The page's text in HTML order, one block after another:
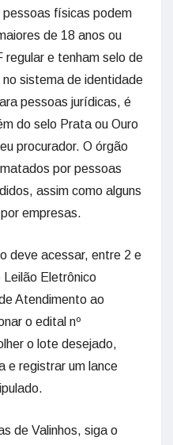
físicas podem
de 18 anos ou
regular e tenham selo de
sistema de identidade
pessoas jurídicas, é
do selo Prata ou Ouro
procurador. O órgão
por pessoas
assim como alguns
empresas.
deve acessar, entre 2 e
Eletrônico
Atendimento ao
o edital nº
o lote desejado,
e registrar um lance
de Valinhos, siga o